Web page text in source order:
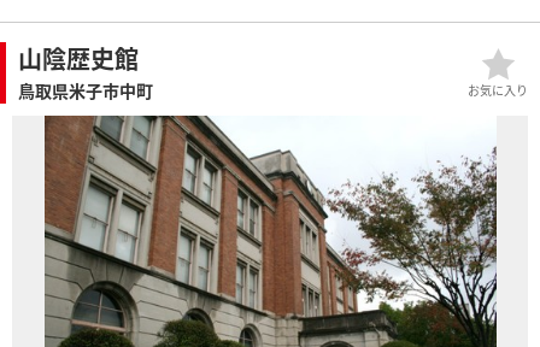
山陰歴史館
鳥取県米子市中町 お気に入り